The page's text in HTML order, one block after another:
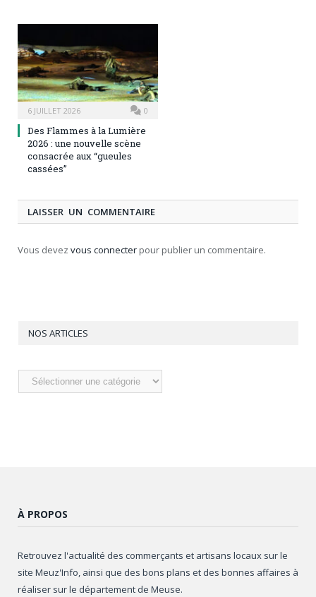
6 JUILLET 2026 0
Des Flammes à la Lumière
2026 : une nouvelle scène
consacrée aux “gueules
cassées”
LAISSER UN COMMENTAIRE
Vous devez vous connecter pour publier un commentaire.
NOS ARTICLES
Nos
articles
À PROPOS
Retrouvez l'actualité des commerçants et artisans locaux sur le
site Meuz'Info, ainsi que des bons plans et des bonnes affaires à
réaliser sur le département de Meuse.